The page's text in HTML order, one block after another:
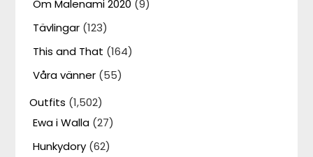
Om Malenami 2020 (9)
Tävlingar (123)
This and That (164)
Våra vänner (55)
Outfits (1,502)
Ewa i Walla (27)
Hunkydory (62)